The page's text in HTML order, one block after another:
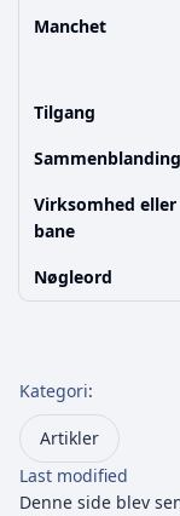
Manchet
Tilgang
Sammenblanding
Virksomhed eller
bane
Nøgleord
Kategori:
Artikler
Last modified
Denne side blev